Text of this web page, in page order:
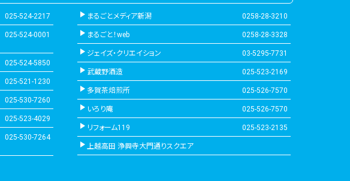
025-524-2217
025-524-0001
025-524-5850
025-521-1230
025-530-7260
025-523-4029
025-530-7264
まるごとメディア新潟 0258-28-3210
まるごと！web 0258-28-3328
ジェイズ・クリエイション 03-5295-7731
武蔵野酒造 025-523-2169
多賀茶焙煎所 025-526-7570
いろり庵 025-526-7570
リフォーム119 025-523-2135
上越高田 浄興寺大門通りスクエア